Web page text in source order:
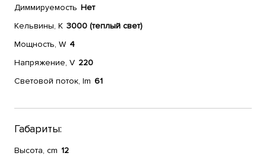
Диммируемость Нет
Кельвины, К 3000 (теплый свет)
Мощность, W 4
Напряжение, V 220
Световой поток, lm 61
Габариты:
Высота, cm 12